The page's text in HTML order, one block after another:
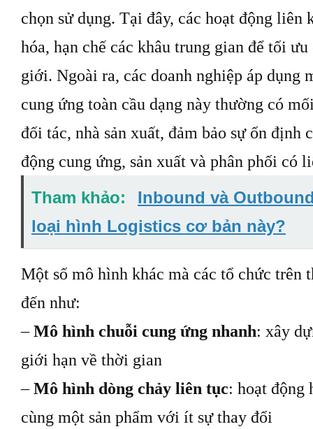
chọn sử dụng. Tại đây, các hoạt động liên
hóa, hạn chế các khâu trung gian để tối
giới. Ngoài ra, các doanh nghiệp áp dụng
cung ứng toàn cầu dạng này thường có
đối tác, nhà sản xuất, đảm bảo sự ổn định
động cung ứng, sản xuất và phân phối có
Tham khảo:
Inbound và
loại hình Logistics cơ bản này?
Một số mô hình khác mà các tổ chức trên
đến như:
–Mô hình chuỗi cung ứng nhanh: xây
giới hạn về thời gian
–Mô hình dòng chảy liên tục: hoạt động
cùng một sản phẩm với ít sự thay đổi